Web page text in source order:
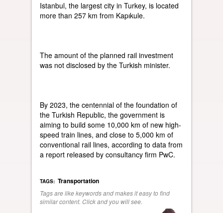
Istanbul, the largest city in Turkey, is located
more than 257 km from Kapıkule.
The amount of the planned rail investment
was not disclosed by the Turkish minister.
By 2023, the centennial of the foundation of
the Turkish Republic, the government is
aiming to build some 10,000 km of new high-
speed train lines, and close to 5,000 km of
conventional rail lines, according to data from
a report released by consultancy firm PwC.
TAGS: Transportation
Tags are like keywords and makes it easy to find
similar content. Click and you will see.